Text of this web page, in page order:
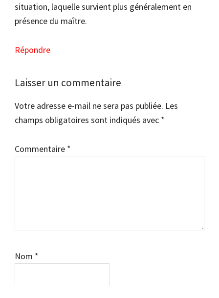
situation, laquelle survient plus généralement en
présence du maître.
Répondre
Laisser un commentaire
Votre adresse e-mail ne sera pas publiée. Les
champs obligatoires sont indiqués avec *
Commentaire *
Nom *